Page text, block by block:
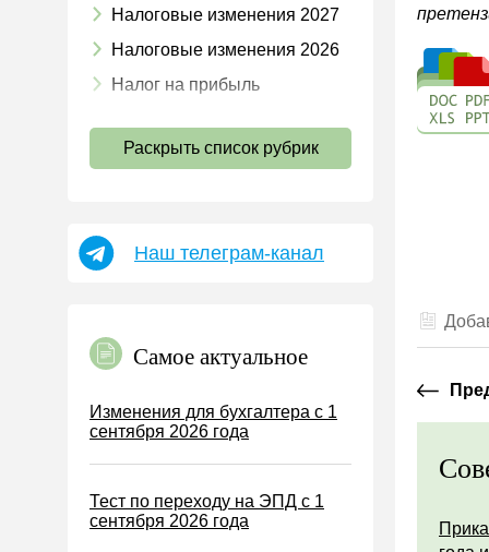
Налоговые изменения 2027
Налоговые изменения 2026
Налог на прибыль
Страховые взносы 2026
УСН
Земельный налог
Налог на рекламу
Торговый сбор
Туристический налог
Раскрыть список рубрик
Наш телеграм-канал
Самое актуальное
Изменения для бухгалтера с 1
сентября 2026 года
Тест по переходу на ЭПД с 1
сентября 2026 года